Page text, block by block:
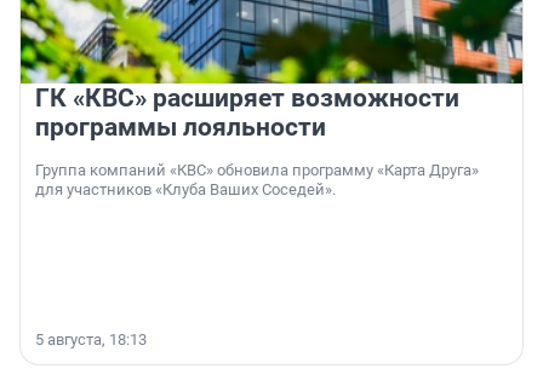
ГК «КВС» расширяет возможности
программы лояльности
Группа компаний «КВС» обновила программу «Карта Друга»
для участников «Клуба Ваших Соседей».
5 августа, 18:13